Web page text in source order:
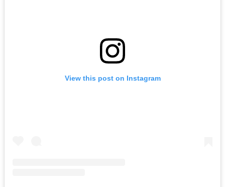
View this post on Instagram